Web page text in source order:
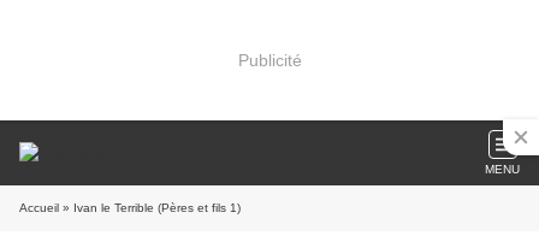
Publicité
MENU
Accueil » Ivan le Terrible (Pères et fils 1)